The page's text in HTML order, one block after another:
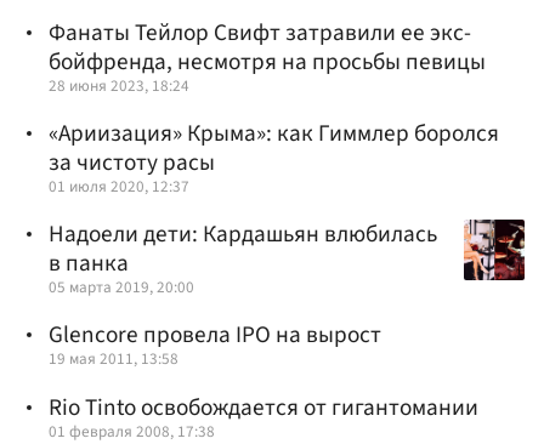
Фанаты Тейлор Свифт затравили ее экс-
бойфренда, несмотря на просьбы певицы
28 июня 2023, 18:24
«Ариизация» Крыма»: как Гиммлер боролся
за чистоту расы
01 июля 2020, 12:37
Надоели дети: Кардашьян влюбилась
в панка
05 марта 2019, 20:00
Glencore провела IPO на вырост
19 мая 2011, 13:58
Rio Tinto освобождается от гигантомании
01 февраля 2008, 17:38